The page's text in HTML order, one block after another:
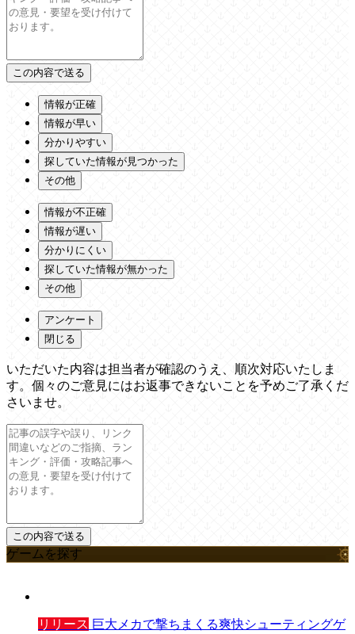
情報が正確
情報が早い
分かりやすい
探していた情報が見つかった
その他
情報が不正確
情報が遅い
分かりにくい
探していた情報が無かった
その他
アンケート
閉じる
いただいた内容は担当者が確認のうえ、順次対応いたしま
す。個々のご意見にはお返事できないことを予めご了承くだ
さいませ。
ゲームを探す
リリース 巨大メカで撃ちまくる爽快シューティングゲ